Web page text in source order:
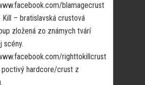
blamagecrust
Kill – bratislavská crustová
zložená zo známych tvárí
scény.
righttokillcrust
hardcore/crust z